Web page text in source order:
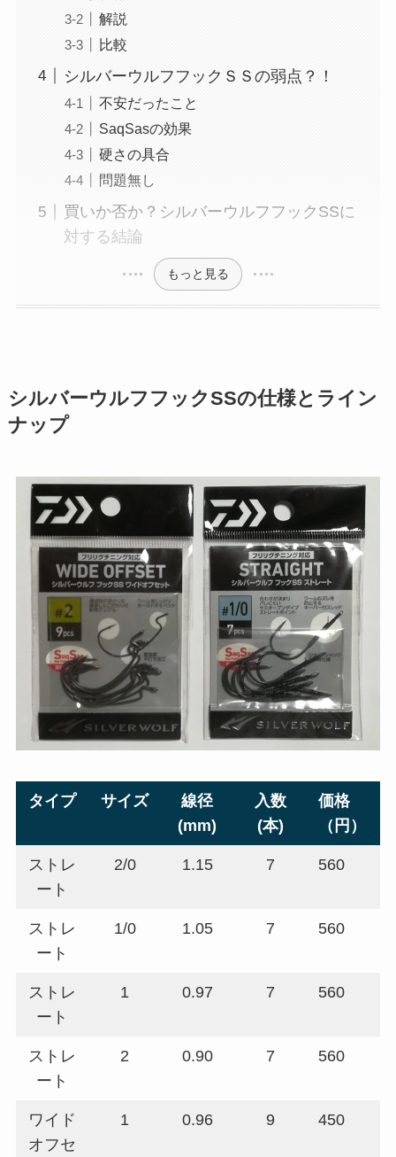
解説
比較
シルバーウルフフックＳＳの弱点？！
不安だったこと
SaqSasの効果
硬さの具合
問題無し
買いか否か？シルバーウルフフックSSに
対する結論
もっと見る
シルバーウルフフックSSの仕様とライン
ナップ
タイプ サイズ
線径
(mm)
入数
(本)
価格
（円）
ストレ
ート
2/0 1.15 7 560
ストレ
ート
1/0 1.05 7 560
ストレ
ート
1 0.97 7 560
ストレ
ート
2 0.90 7 560
ワイド
オフセ
1 0.96 9 450